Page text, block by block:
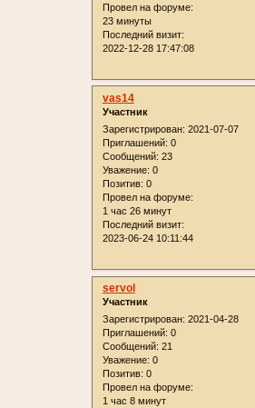
Провел на форуме:
23 минуты
Последний визит:
2022-12-28 17:47:08
vas14
Участник
Зарегистрирован: 2021-07-07
Приглашений: 0
Сообщений: 23
Уважение: 0
Позитив: 0
Провел на форуме:
1 час 26 минут
Последний визит:
2023-06-24 10:11:44
servol
Участник
Зарегистрирован: 2021-04-28
Приглашений: 0
Сообщений: 21
Уважение: 0
Позитив: 0
Провел на форуме:
1 час 8 минут